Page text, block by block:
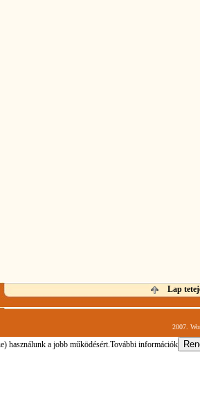
Lap
2007.
használunk a jobb működésért.További információk